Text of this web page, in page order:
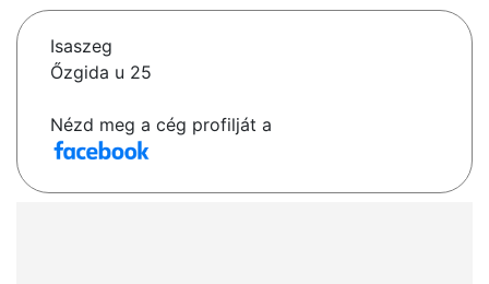
Isaszeg
Őzgida u 25
Nézd meg a cég profilját a